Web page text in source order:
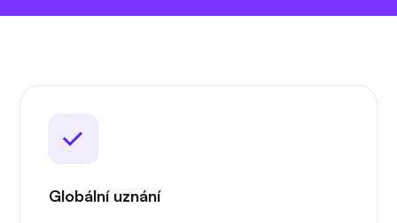
Globální uznání